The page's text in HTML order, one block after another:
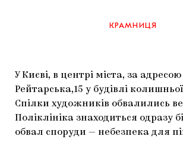
КОЛЕКЦІЇ
АРТЦЕНТРИ
КОНСПЕКТИ
КНИЖКИ І ЖУРНАЛИ
ЗАПАЛЕННЯ
ЯК ПІДТРИМУВАТИ УКРАЇНСЬКЕ
МАРІУПОЛЬСЬКІ
КРАМНИЦЯ
КРАМНИЦЯ
У Києві, в центрі міста, за
Рейтарська,15 у будівлі
Спілки художників обвалились
Поліклініка знаходиться одразу
обвал споруди — небезпека для